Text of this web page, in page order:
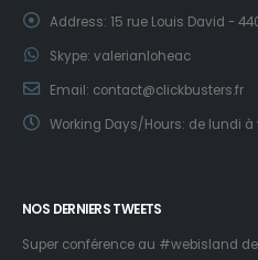
Address: 15 rue Louis David -
Skype: valerianloheac
Email: contact@clickbusters.fr
Working Days/Hours: de lundi à
NOS DERNIERS TWEETS
Super conférence au #webisland